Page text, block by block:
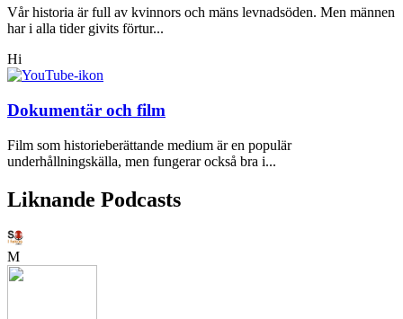
Vår historia är full av kvinnors och mäns levnadsöden. Men männen
har i alla tider givits förtur...
Hi
Dokumentär och film
Film som historieberättande medium är en populär
underhållningskälla, men fungerar också bra i...
Liknande Podcasts
M